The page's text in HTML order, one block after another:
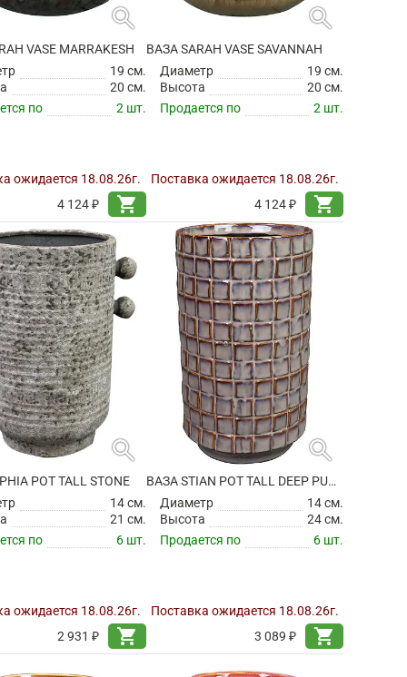
search
VASE MARRAKESH
19 см.
20 см.
по
2 шт.
ожидается 18.08.26г.
4 124 ₽
shopping_cart
search
ВАЗА SARAH VASE SAVANNAH
Диаметр
19 см.
Высота
20 см.
Продается по
2 шт.
Поставка ожидается 18.08.26г.
4 124 ₽
shopping_cart
search
POT TALL STONE
14 см.
21 см.
по
6 шт.
ожидается 18.08.26г.
2 931 ₽
shopping_cart
search
ВАЗА STIAN POT TALL DEEP PURPLE
Диаметр
14 см.
Высота
24 см.
Продается по
6 шт.
Поставка ожидается 18.08.26г.
3 089 ₽
shopping_cart